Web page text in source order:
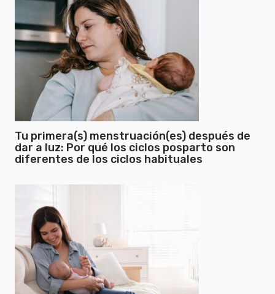
Tu primera(s) menstruación(es) después de
dar a luz: Por qué los ciclos posparto son
diferentes de los ciclos habituales